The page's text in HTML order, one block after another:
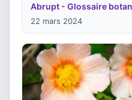
Abrupt - Glossaire
22 mars 2024